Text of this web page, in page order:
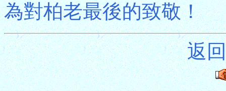
為對柏老最後的致敬！
返回